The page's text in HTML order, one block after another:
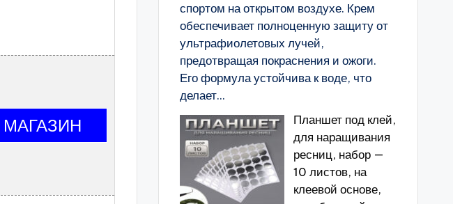
спортом на открытом воздухе. Крем
обеспечивает полноценную защиту от
ультрафиолетовых лучей,
предотвращая покраснения и ожоги.
Его формула устойчива к воде, что
делает...
Планшет под клей,
для наращивания
ресниц, набор —
10 листов, на
клеевой основе,